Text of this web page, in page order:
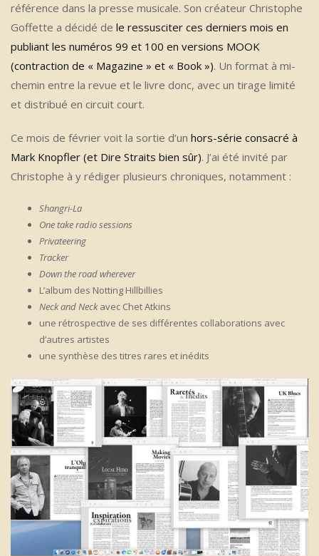
référence dans la presse musicale. Son créateur Christophe
Goffette a décidé de le ressusciter ces derniers mois en
publiant les numéros 99 et 100 en versions MOOK
(contraction de « Magazine » et « Book »). Un format à mi-
chemin entre la revue et le livre donc, avec un tirage limité
et distribué en circuit court.
Ce mois de février voit la sortie d’un hors-série consacré à
Mark Knopfler (et Dire Straits bien sûr). J’ai été invité par
Christophe à y rédiger plusieurs chroniques, notamment :
Shangri-La
One take radio sessions
Privateering
Tracker
Down the road wherever
L’album des Notting Hillbillies
Neck and Neckavec Chet Atkins
une rétrospective de ses différentes collaborations avec
d’autres artistes
une synthèse des titres rares et inédits